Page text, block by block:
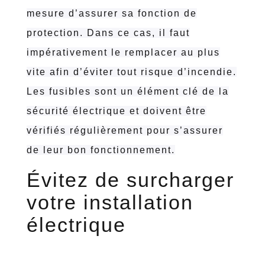
mesure d’assurer sa fonction de
protection. Dans ce cas, il faut
impérativement le remplacer au plus
vite afin d’éviter tout risque d’incendie.
Les fusibles sont un élément clé de la
sécurité électrique et doivent être
vérifiés régulièrement pour s’assurer
de leur bon fonctionnement.
Évitez de surcharger
votre installation
électrique